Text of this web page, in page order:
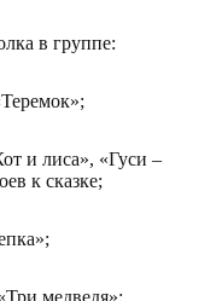
в группе:
и лиса», «Гуси –
к сказке;
медведя»;